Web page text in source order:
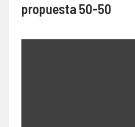
propuesta 50-50